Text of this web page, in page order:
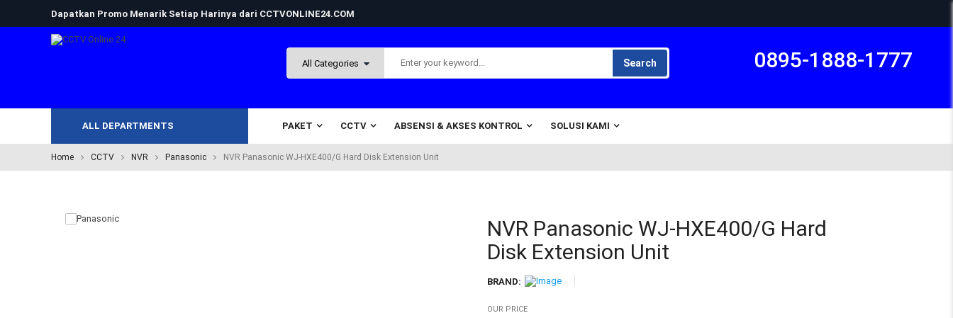
Dapatkan Promo Menarik Setiap Harinya dari CCTVONLINE24.COM
Search 0895-1888-1777
ALL DEPARTMENTS PAKET CCTV ABSENSI & AKSES KONTROL SOLUSI KAMI
Home CCTV NVR Panasonic NVR Panasonic WJ-HXE400/G Hard Disk Extension Unit
NVR Panasonic WJ-HXE400/G Hard
Disk Extension Unit
BRAND:
OUR PRICE